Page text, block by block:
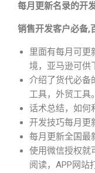
每月更新名录的开
销售开发客户必备,
里面有每月可更
境，亚马逊可供
介绍了货代必备
工具，外贸工具。
话术总结，如何
开发技巧每月更
每月更新全国最
使用微信授权就
阅读，APP网站